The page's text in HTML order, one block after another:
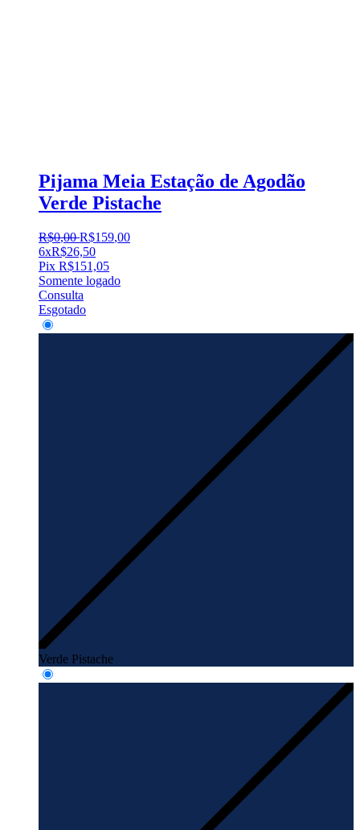
Pijama Meia Estação de Agodão
Verde Pistache
R$0,00 R$159,00
6xR$26,50
Pix R$151,05
Somente logado
Consulta
Esgotado
Verde Pistache